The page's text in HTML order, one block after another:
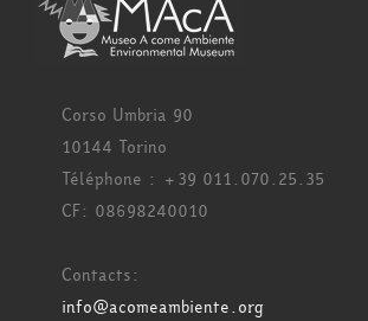
Corso Umbria 90
10144 Torino
Téléphone : +39 011.070.25.35
CF: 08698240010
Contacts:
info@acomeambiente.org